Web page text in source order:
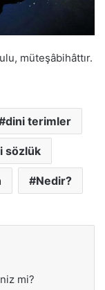
müteşâbihâttır.
dini terimler
sözlük
Nedir?
mi?